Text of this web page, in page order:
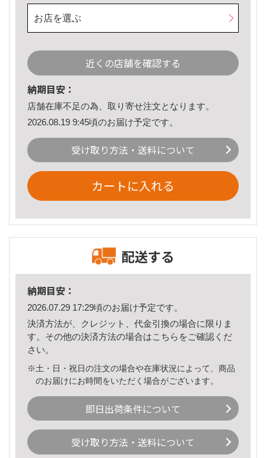
お店を選ぶ
近くの店舗を確認する
納期目安：
店舗在庫不足の為、取り寄せ注文となります。
2026.08.19 9:45頃のお届け予定です。
受け取り方法・送料について
カートに入れる
配送する
納期目安：
2026.07.29 17:29頃のお届け予定です。
決済方法が、クレジット、代金引換の場合に限りま
す。その他の決済方法の場合はこちら をご確認くだ
さい。
※土・日・祝日の注文の場合や在庫状況によって、商品
のお届けにお時間をいただく場合がございます。
即日出荷条件について
受け取り方法・送料について